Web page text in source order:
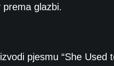
glazbi.
pjesmu “She Used